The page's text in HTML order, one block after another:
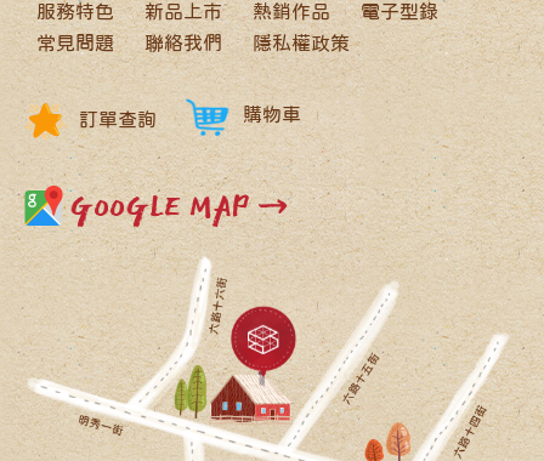
服務特色 新品上市 熱銷作品
電子型錄
常見問題
聯絡我們 隱私權政策
訂單查詢 購物車
GOOGLE MAP →